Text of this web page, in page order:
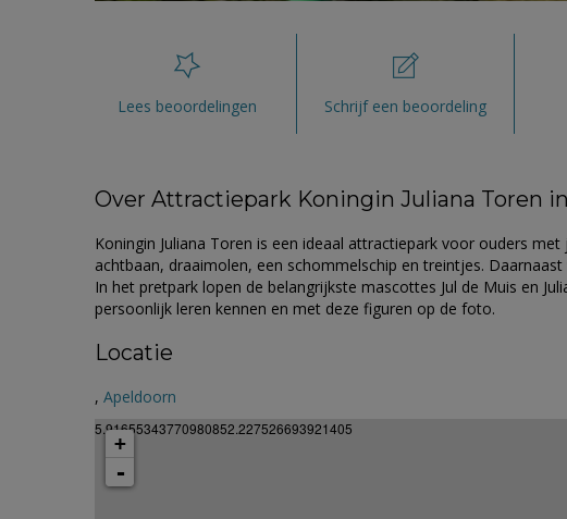
Lees beoordelingen Schrijf een beoordeling
Over Attractiepark Koningin Juliana Toren
Koningin Juliana Toren is een ideaal attractiepark voor ouders
achtbaan, draaimolen, een schommelschip en treintjes.
In het pretpark lopen de belangrijkste mascottes Jul de Muis en
persoonlijk leren kennen en met deze figuren op de foto.
Locatie
, Apeldoorn
5.91655343770980852.227526693921405
+
-